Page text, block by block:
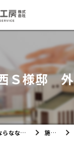
Ｓ様邸
町田市の外壁塗装ならなないろ住工房株式会社 施工実績